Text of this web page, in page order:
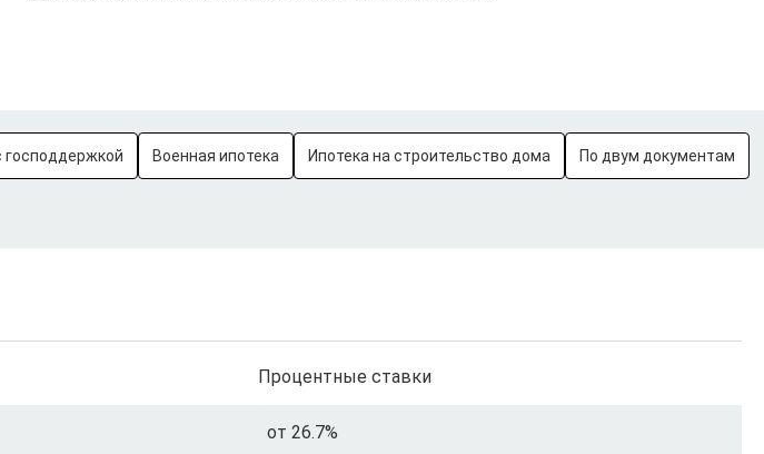
господдержкой Военная ипотека Ипотека на строительство дома По двум документам
Процентные ставки
от 26.7%